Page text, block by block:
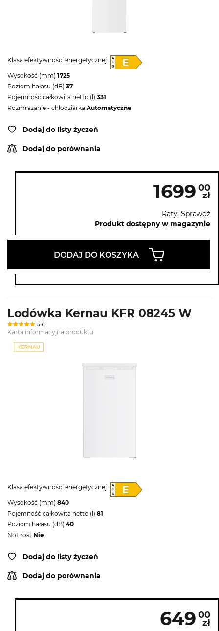
Klasa efektywności energetycznej
Wysokość (mm) 1725
Poziom hałasu (dB) 37
Pojemność całkowita netto (l) 331
Rozmrażanie - chłodziarka Automatyczne
Dodaj do listy życzeń
Dodaj do porównania
1699 00
zł
Raty: Sprawdź
Produkt dostępny w magazynie
DODAJ DO KOSZYKA
Lodówka Kernau KFR 08245 W
5.0
Karta informacyjna produktu
Klasa efektywności energetycznej
Wysokość (mm) 840
Pojemność całkowita netto (l) 81
Poziom hałasu (dB) 40
NoFrost Nie
Dodaj do listy życzeń
Dodaj do porównania
649 00
zł